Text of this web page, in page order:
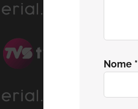
Nome *